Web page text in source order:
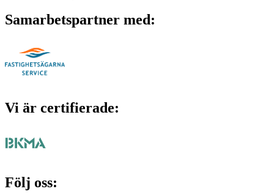
Samarbetspartner med:
Vi är certifierade:
Följ oss: